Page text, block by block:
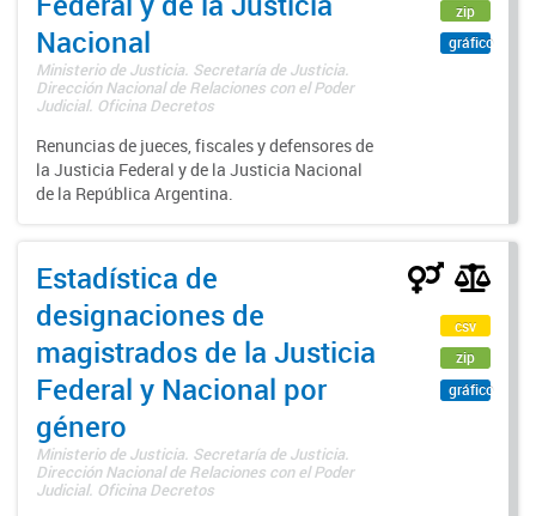
Nacional
Ministerio de Justicia. Secretaría de Justicia.
Dirección Nacional de Relaciones con el Poder
Judicial. Oficina Decretos
Renuncias de jueces, fiscales y defensores de
la Justicia Federal y de la Justicia Nacional
de la República Argentina.
zip
gráfico
Estadística de
designaciones de
magistrados de la Justicia
Federal y Nacional por
género
Ministerio de Justicia. Secretaría de Justicia.
Dirección Nacional de Relaciones con el Poder
Judicial. Oficina Decretos
csv
zip
gráfico